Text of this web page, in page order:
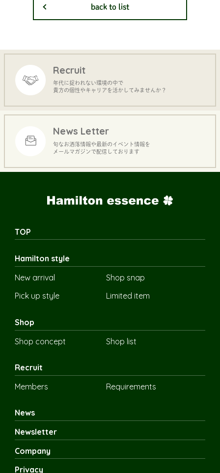
back to list
Recruit
年代に捉われない環境の中で
貴方の個性やキャリアを活かしてみませんか？
News Letter
旬なお洒落情報や最新のイベント情報を
メールマガジンで配信しております
TOP
Hamilton style
New arrival
Shop snap
Pick up style
Limited item
Shop
Shop concept
Shop list
Recruit
Members
Requirements
News
Newsletter
Company
Privacy